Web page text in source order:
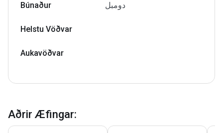
Búnaður دومبل
Helstu Vöðvar
Aukavöðvar
Aðrir Æfingar: